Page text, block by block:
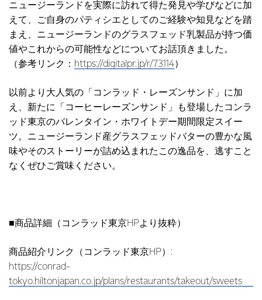
ニュージーランドを実際に訪れて得た発見や学びなどに加
えて、ご自身のパティシエとしてのご経験や知見などを踏
まえ、ニュージーランドのグラスフェッド乳製品が持つ価
値やこれからの可能性などについてお話頂きました。
（参考リンク： https://digitalpr.jp/r/73114）
以前より大人気の「コンラッド・レーズンサンド」に加
え、新たに「コーヒーレーズンサンド」も登場したコンラ
ッド東京のバレンタイン・ホワイトデー期間限定スイー
ツ。ニュージーランド産グラスフェッドバターの豊かな風
味やそのストーリーが詰め込まれたこの逸品を、逃すこと
なくぜひご賞味ください。
■商品詳細（コンラッド東京HPより抜粋）
商品紹介リンク（コンラッド東京HP）:
https://conrad-
tokyo.hiltonjapan.co.jp/plans/restaurants/takeout/sweets